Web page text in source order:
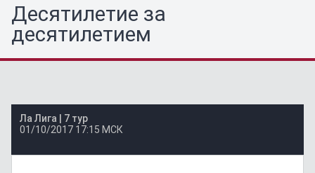
Десятилетие за
десятилетием
Ла Лига | 7 тур
01/10/2017 17:15 МСК